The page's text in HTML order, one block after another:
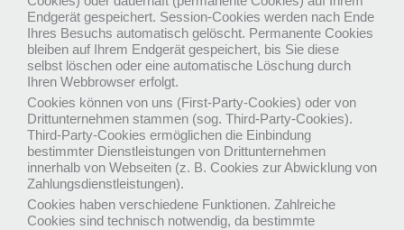
Endgerät gespeichert. Session-Cookies werden nach Ende
Ihres Besuchs automatisch gelöscht. Permanente Cookies
bleiben auf Ihrem Endgerät gespeichert, bis Sie diese
selbst löschen oder eine automatische Löschung durch
Ihren Webbrowser erfolgt.
Cookies können von uns (First-Party-Cookies) oder von
Drittunternehmen stammen (sog. Third-Party-Cookies).
Third-Party-Cookies ermöglichen die Einbindung
bestimmter Dienstleistungen von Drittunternehmen
innerhalb von Webseiten (z. B. Cookies zur Abwicklung von
Zahlungsdienstleistungen).
Cookies haben verschiedene Funktionen. Zahlreiche
Cookies sind technisch notwendig, da bestimmte